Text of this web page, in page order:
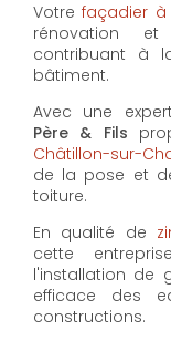
Votrefaçadier à
rénovation et
contribuant à
bâtiment.
Avec une
Père & Fils
Châtillon-sur-
de la pose et
toiture.
En qualité de
cette
l'installation de
efficace des
constructions.